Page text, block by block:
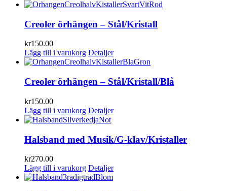
Creoler örhängen – Stål/Kristall
kr150.00
Lägg till i varukorg Detaljer
Creoler örhängen – Stål/Kristall/Blå
kr150.00
Lägg till i varukorg Detaljer
Halsband med Musik/G-klav/Kristaller
kr270.00
Lägg till i varukorg Detaljer